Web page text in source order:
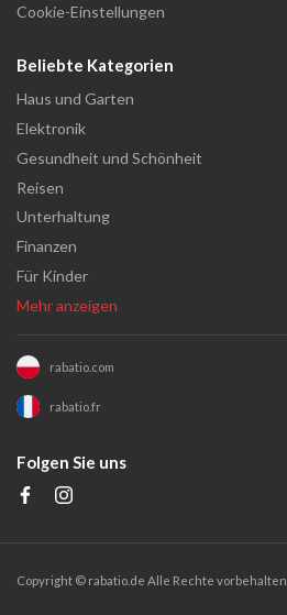
Cookie-Einstellungen
Beliebte Kategorien
Haus und Garten
Elektronik
Gesundheit und Schönheit
Reisen
Unterhaltung
Finanzen
Für Kinder
Mehr anzeigen
rabatio.com
rabatio.fr
Folgen Sie uns
Copyright © rabatio.de Alle Rechte vorbehalten.